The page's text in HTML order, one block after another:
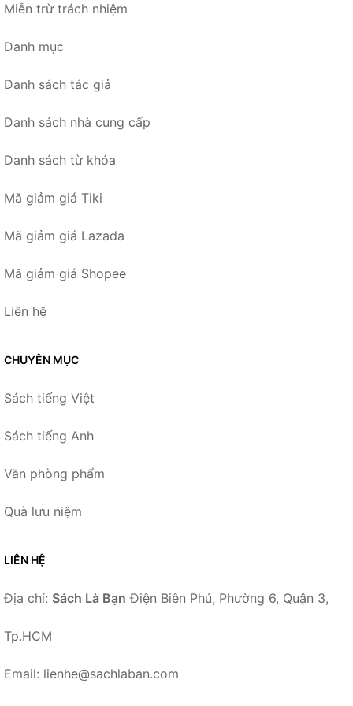
Miễn trừ trách nhiệm
Danh mục
Danh sách tác giả
Danh sách nhà cung cấp
Danh sách từ khóa
Mã giảm giá Tiki
Mã giảm giá Lazada
Mã giảm giá Shopee
Liên hệ
CHUYÊN MỤC
Sách tiếng Việt
Sách tiếng Anh
Văn phòng phẩm
Quà lưu niệm
LIÊN HỆ
Địa chỉ: Sách Là Bạn Điện Biên Phủ, Phường 6, Quận 3,
Tp.HCM
Email: lienhe@sachlaban.com